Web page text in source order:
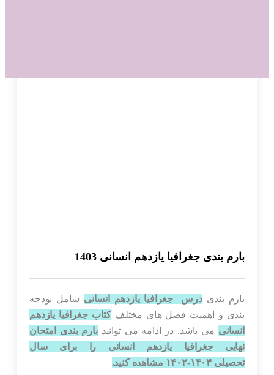
بارم بندی جغرافیا یازدهم انسانی 1403
بارم بندیدرس جغرافیا یازدهم انسانیشامل بودجه
بندی و اهمیت فصل های مختلفکتاب جغرافیا یازدهم
انسانیمی باشد. در ادامه می توانیدبارم بندی امتحان
نهایی جغرافیا یازدهم انسانی را برای سال
تحصیلی ۱۴۰۳-۱۴۰۲ مشاهده کنید.